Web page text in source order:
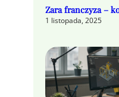
Zara franczyza –
1 listopada, 2025